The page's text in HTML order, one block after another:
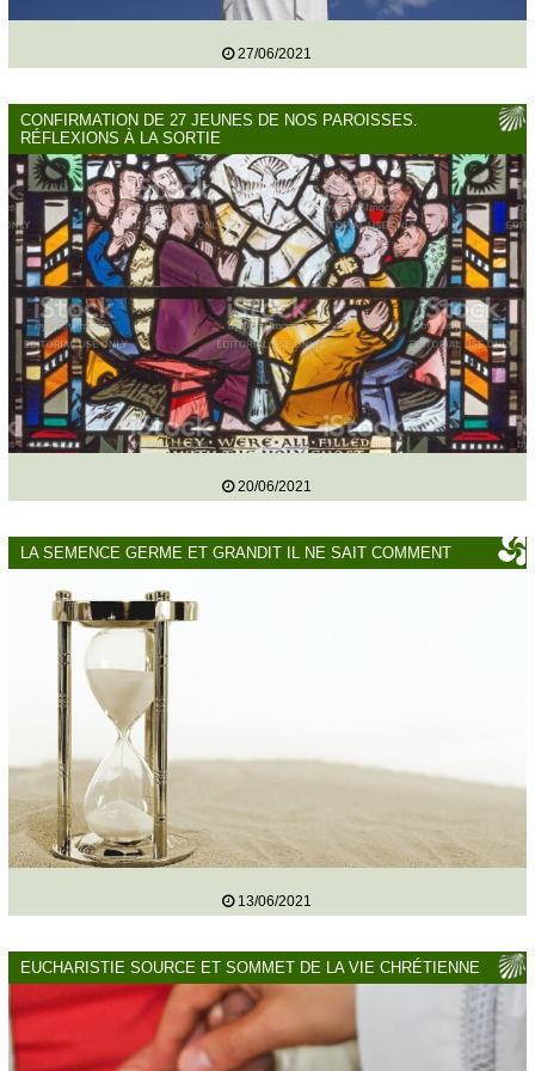
27/06/2021
CONFIRMATION DE 27 JEUNES DE NOS PAROISSES.
RÉFLEXIONS À LA SORTIE
20/06/2021
LA SEMENCE GERME ET GRANDIT IL NE SAIT COMMENT
13/06/2021
EUCHARISTIE SOURCE ET SOMMET DE LA VIE CHRÉTIENNE